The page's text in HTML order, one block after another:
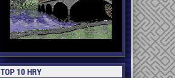
TOP 10 HRY